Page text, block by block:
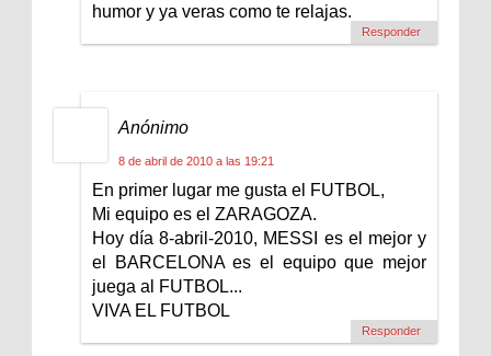
humor y ya veras como te relajas.
Responder
Anónimo
8 de abril de 2010 a las 19:21
En primer lugar me gusta el FUTBOL,
Mi equipo es el ZARAGOZA.
Hoy día 8-abril-2010, MESSI es el mejor y
el BARCELONA es el equipo que mejor
juega al FUTBOL...
VIVA EL FUTBOL
Responder